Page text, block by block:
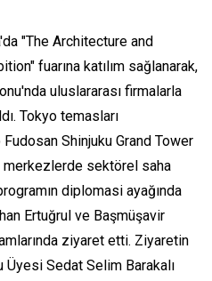
"The Architecture and
fuarına katılım sağlanarak,
uluslararası firmalarla
Tokyo temasları
Shinjuku Grand Tower
sektörel saha
diplomasi ayağında
Ertuğrul ve Başmüşavir
ziyaret etti. Ziyaretin
Üyesi Sedat Selim Barakalı